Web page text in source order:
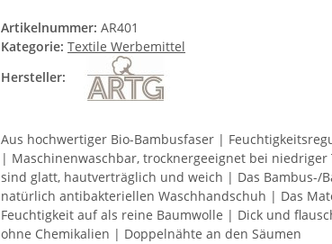
Artikelnummer: AR401
Kategorie: Textile Werbemittel
Hersteller:
Aus hochwertiger Bio-Bambusfaser |
| Maschinenwaschbar, trocknergeeignet bei
sind glatt, hautverträglich und weich | Das Bambus-/
natürlich antibakteriellen Waschhandschuh | Das
Feuchtigkeit auf als reine Baumwolle | Dick und
ohne Chemikalien | Doppelnähte an den Säumen